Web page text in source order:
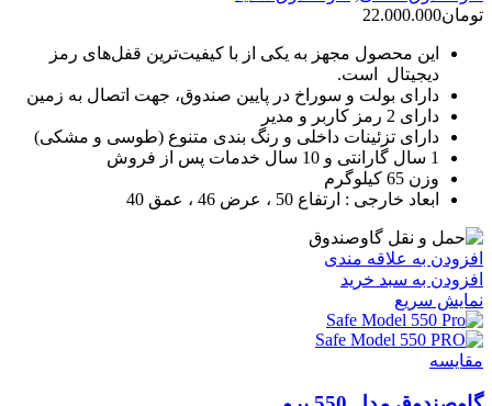
تومان22.000.000
این محصول مجهز به یکی از با کیفیت‌ترین قفل‌های رمز
دیجیتال است.
دارای بولت و سوراخ در پایین صندوق، جهت اتصال به زمین
دارای 2 رمز کاربر و مدیر
دارای تزئینات داخلی و رنگ بندی متنوع (طوسی و مشکی)
1 سال گارانتی و 10 سال خدمات پس از فروش
وزن 65 کیلوگرم
ابعاد خارجی : ارتفاع 50 ، عرض 46 ، عمق 40
افزودن به علاقه مندی
افزودن به سبد خرید
نمایش سریع
مقايسه